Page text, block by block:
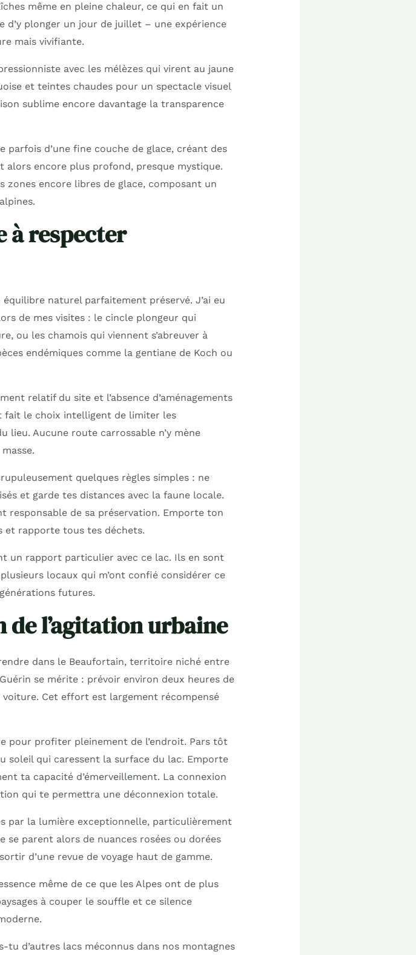
même en pleine chaleur, ce qui en fait un
d’y plonger un jour de juillet – une expérience
mais vivifiante.
avec les mélèzes qui virent au jaune
et teintes chaudes pour un spectacle visuel
sublime encore davantage la transparence
parfois d’une fine couche de glace, créant des
encore plus profond, presque mystique.
zones encore libres de glace, composant un
à respecter
naturel parfaitement préservé. J’ai eu
de mes visites : le cincle plongeur qui
ou les chamois qui viennent s’abreuver à
endémiques comme la gentiane de Koch ou
relatif du site et l’absence d’aménagements
fait le choix intelligent de limiter les
lieu. Aucune route carrossable n’y mène
quelques règles simples : ne
et garde tes distances avec la faune locale.
responsable de sa préservation. Emporte ton
et rapporte tous tes déchets.
un rapport particulier avec ce lac. Ils en sont
locaux qui m’ont confié considérer ce
futures.
de l’agitation urbaine
dans le Beaufortain, territoire niché entre
se mérite : prévoir environ deux heures de
Cet effort est largement récompensé
pour profiter pleinement de l’endroit. Pars tôt
soleil qui caressent la surface du lac. Emporte
ta capacité d’émerveillement. La connexion
qui te permettra une déconnexion totale.
par la lumière exceptionnelle, particulièrement
se parent alors de nuances rosées ou dorées
d’une revue de voyage haut de gamme.
même de ce que les Alpes ont de plus
à couper le souffle et ce silence
d’autres lacs méconnus dans nos montagnes